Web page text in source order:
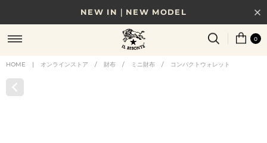
NEW IN｜NEW MODEL
8/17(月)10時まで｜税込11,000円以上で送料無料
贈る相手やシーンから選べる、新しいギフトガイド
0
HOME | オンラインストア / 財布 / ミニ財布 / コンパクトウォレット